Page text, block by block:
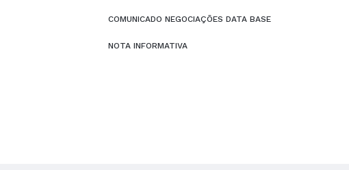
COMUNICADO NEGOCIAÇÕES DATA BASE
NOTA INFORMATIVA